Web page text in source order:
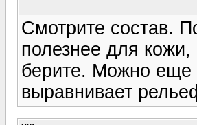
Смотрите состав.
полезнее для
берите. Можно еще
выравнивает